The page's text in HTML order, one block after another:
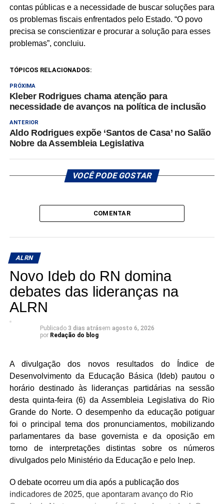
contas públicas e a necessidade de buscar soluções para
os problemas fiscais enfrentados pelo Estado. “O povo
precisa se conscientizar e procurar a solução para esses
problemas”, concluiu.
TÓPICOS RELACIONADOS:
PRÓXIMA
Kleber Rodrigues chama atenção para
necessidade de avanços na política de inclusão
ANTERIOR
Aldo Rodrigues expõe ‘Santos de Casa’ no Salão
Nobre da Assembleia Legislativa
VOCÊ PODE GOSTAR
COMENTAR
ALRN
Novo Ideb do RN domina
debates das lideranças na
ALRN
Publicado 3 dias atrásem agosto 6, 2026
por Redação do blog
A divulgação dos novos resultados do Índice de
Desenvolvimento da Educação Básica (Ideb) pautou o
horário destinado às lideranças partidárias na sessão
desta quinta-feira (6) da Assembleia Legislativa do Rio
Grande do Norte. O desempenho da educação potiguar
foi o principal tema dos pronunciamentos, mobilizando
parlamentares da base governista e da oposição em
torno de interpretações distintas sobre os números
divulgados pelo Ministério da Educação e pelo Inep.
O debate ocorreu um dia após a publicação dos
indicadores de 2025, que apontaram avanço do Rio